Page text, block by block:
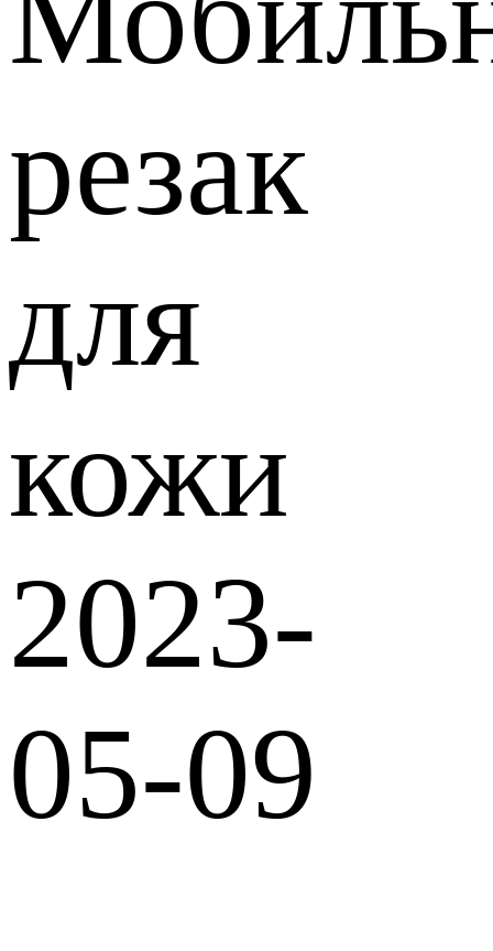
резак
для
кожи
2023-
05-09